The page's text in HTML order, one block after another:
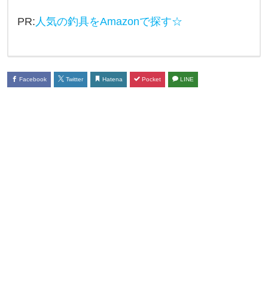
体
時
が
PR: 人気の釣具をAmazonで探す☆
Facebook Twitter Hatena Pocket LINE